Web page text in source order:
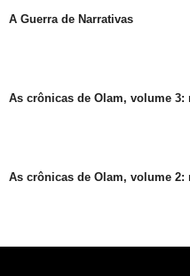
A Guerra de Narrativas
As crônicas de Olam, volume 3:
As crônicas de Olam, volume